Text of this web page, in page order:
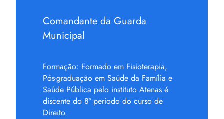
Comandante da Guarda
Municipal
Formação: Formado em Fisioterapia,
Pós-graduação em Saúde da Família e
Saúde Pública pelo instituto Atenas é
discente do 8º período do curso de
Direito.